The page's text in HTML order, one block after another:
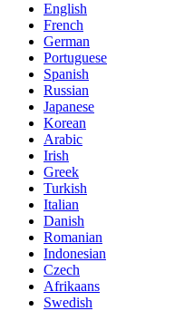
English
French
German
Portuguese
Spanish
Russian
Japanese
Korean
Arabic
Irish
Greek
Turkish
Italian
Danish
Romanian
Indonesian
Czech
Afrikaans
Swedish